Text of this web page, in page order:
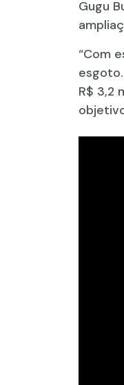
Gugu
“Com
R$ 3,2